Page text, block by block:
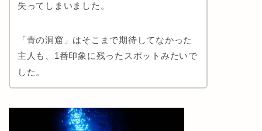
失ってしまいました。
「青の洞窟」はそこまで期待してなかった
主人も、1番印象に残ったスポットみたいで
した。